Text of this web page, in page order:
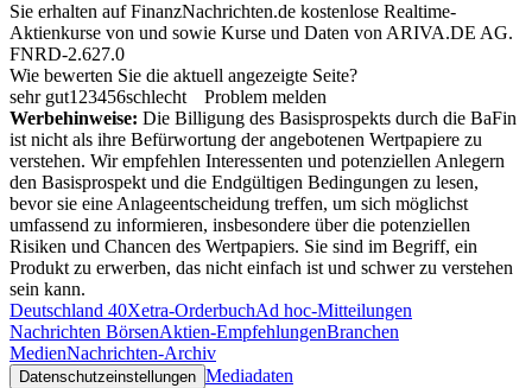
Sie erhalten auf FinanzNachrichten.de kostenlose Realtime-
Aktienkurse von und sowie Kurse und Daten von ARIVA.DE AG.
FNRD-2.627.0
Wie bewerten Sie die aktuell angezeigte Seite?
sehr gut1 23456schlecht
Problem melden
Werbehinweise: Die Billigung des Basisprospekts durch die BaFin
ist nicht als ihre Befürwortung der angebotenen Wertpapiere zu
verstehen. Wir empfehlen Interessenten und potenziellen Anlegern
den Basisprospekt und die Endgültigen Bedingungen zu lesen,
bevor sie eine Anlageentscheidung treffen, um sich möglichst
umfassend zu informieren, insbesondere über die potenziellen
Risiken und Chancen des Wertpapiers. Sie sind im Begriff, ein
Produkt zu erwerben, das nicht einfach ist und schwer zu verstehen
sein kann.
Deutschland 40Xetra-OrderbuchAd hoc-Mitteilungen
Nachrichten BörsenAktien-EmpfehlungenBranchen
MedienNachrichten-Archiv
Datenschutzeinstellungen Mediadaten